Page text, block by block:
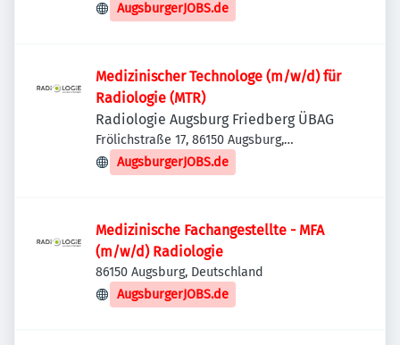
AugsburgerJOBS.de
Medizinischer Technologe (m/w/d) für
Radiologie (MTR)
Radiologie Augsburg Friedberg ÜBAG
Frölichstraße 17, 86150 Augsburg,
Deutschland
AugsburgerJOBS.de
Medizinische Fachangestellte - MFA
(m/w/d) Radiologie
86150 Augsburg, Deutschland
AugsburgerJOBS.de